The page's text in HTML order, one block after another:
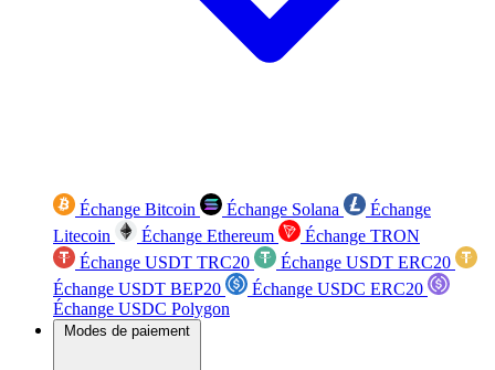
Échange Bitcoin Échange Solana
Échange
Litecoin
Échange Ethereum
Échange TRON
Échange USDT TRC20
Échange USDT ERC20
Échange USDT BEP20
Échange USDC ERC20
Échange USDC Polygon
Modes de paiement